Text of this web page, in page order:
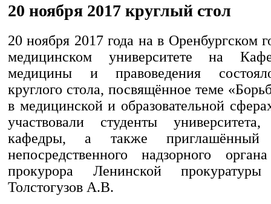
20 ноября 2017 круглый стол
20 ноября 2017 года на в Оренбургском
медицинском университете на
медицины и правоведения
круглого стола, посвящённое теме
в медицинской и образовательной
участвовали студенты университета,
кафедры, а также приглашённый
непосредственного надзорного
прокурора Ленинской
Толстогузов А.В.